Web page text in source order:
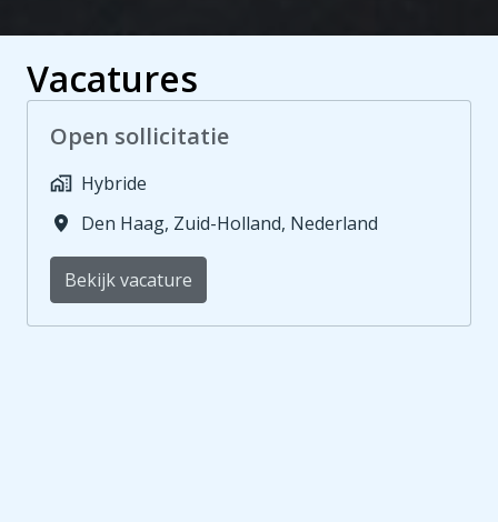
Vacatures
Open sollicitatie
Hybride
Den Haag, Zuid-Holland, Nederland
Bekijk vacature